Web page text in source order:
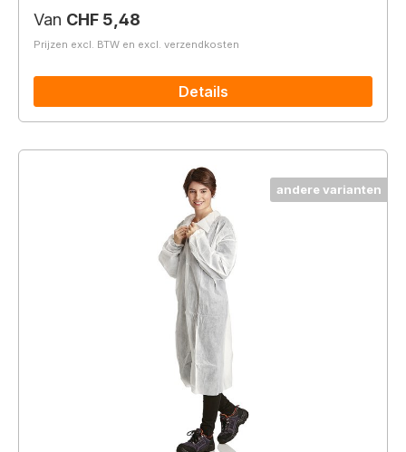
Normale prijs:
Van CHF 5,48
Prijzen excl. BTW en excl. verzendkosten
Details
andere varianten